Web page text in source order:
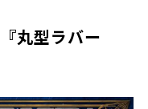
丸型ラバー